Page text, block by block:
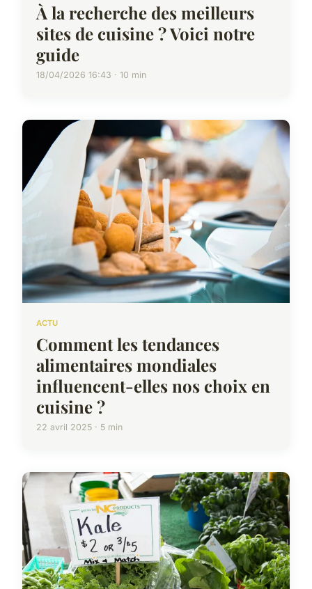
À la recherche des meilleurs
sites de cuisine ? Voici notre
guide
18/04/2026 16:43 · 10 min
ACTU
Comment les tendances
alimentaires mondiales
influencent-elles nos choix en
cuisine ?
22 avril 2025 · 5 min